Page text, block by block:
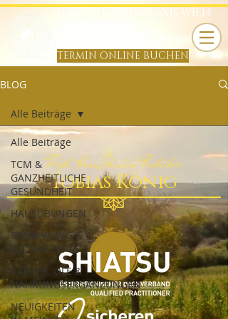
HARA SHIATSU PRAXIS WIEN
TERMIN ONLINE BUCHEN
B
BLOG
Alle Beiträge
TCM &
GANZHEITLICHE
GESUNDHEIT
HAUSÜBUNGEN
ERNÄHRUNG &
KOCHREZEPTE
KÄUTER, ÖLE &
NAHRUNGSERGÄNZUNGEN
NEUIGKEITEN
Alle Beiträge
Dipl. Hara Shiatsu Praktiker
Tobias König